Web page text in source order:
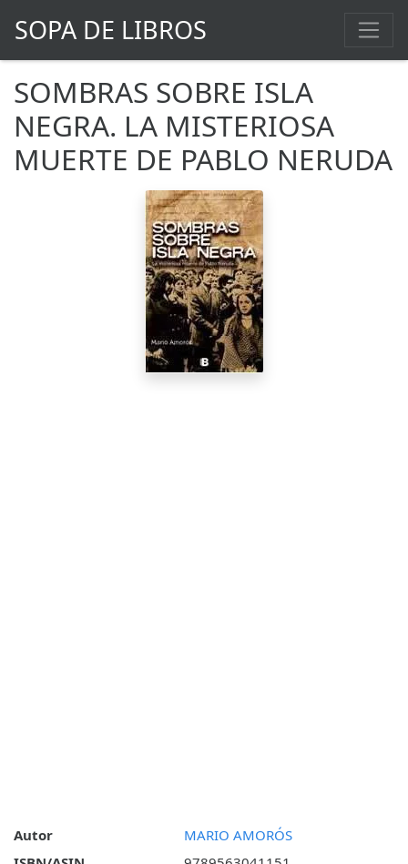
SOPA DE LIBROS
SOMBRAS SOBRE ISLA
NEGRA. LA MISTERIOSA
MUERTE DE PABLO NERUDA
Autor
MARIO AMORÓS